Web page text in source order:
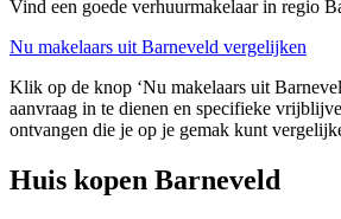
Vind een goede verhuurmakelaar in regio
Nu makelaars uit Barneveld vergelijken
Klik op de knop ‘Nu makelaars uit
aanvraag in te dienen en specifieke
ontvangen die je op je gemak kunt
Huis kopen Barneveld